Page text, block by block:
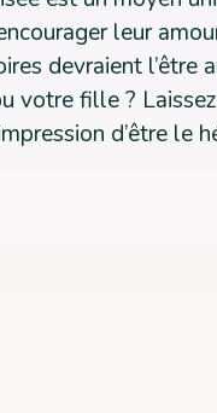
leur
devraient l’être
votre fille ?
d’être le